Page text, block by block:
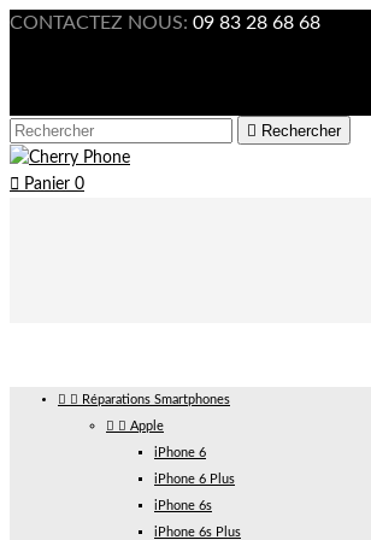
CONTACTEZ NOUS: 09 83 28 68 68
 Rechercher
 Panier 0
  Réparations Smartphones
  Apple
iPhone 6
iPhone 6 Plus
iPhone 6s
iPhone 6s Plus